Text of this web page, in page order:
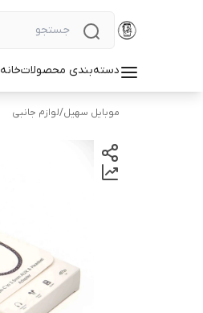
دسته‌بندی محصولاتخانه
موبایل سهیل/لوازم جانبی